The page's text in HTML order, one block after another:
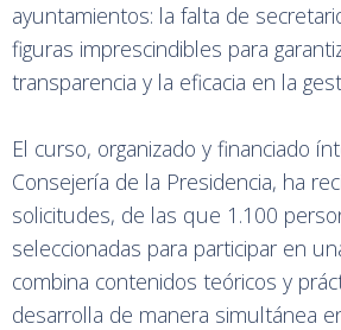
ayuntamientos: la falta de
figuras imprescindibles para
transparencia y la eficacia en la
El curso, organizado y financiado
Consejería de la Presidencia, ha
solicitudes, de las que 1.100
seleccionadas para participar en
combina contenidos teóricos y
desarrolla de manera simultánea